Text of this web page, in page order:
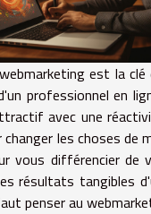
est la clé
professionnel en
avec une
les choses de
vous différencier de
résultats tangibles
penser au